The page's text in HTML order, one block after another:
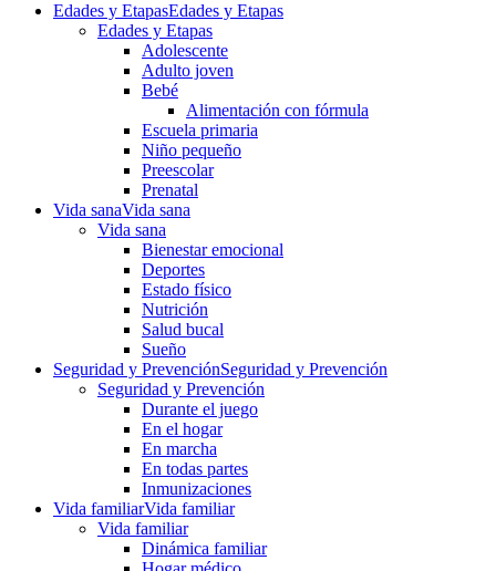
Edades y EtapasEdades y Etapas
Edades y Etapas
Adolescente
Adulto joven
Bebé
Alimentación con fórmula
Escuela primaria
Niño pequeño
Preescolar
Prenatal
Vida sanaVida sana
Vida sana
Bienestar emocional
Deportes
Estado físico
Nutrición
Salud bucal
Sueño
Seguridad y PrevenciónSeguridad y Prevención
Seguridad y Prevención
Durante el juego
En el hogar
En marcha
En todas partes
Inmunizaciones
Vida familiarVida familiar
Vida familiar
Dinámica familiar